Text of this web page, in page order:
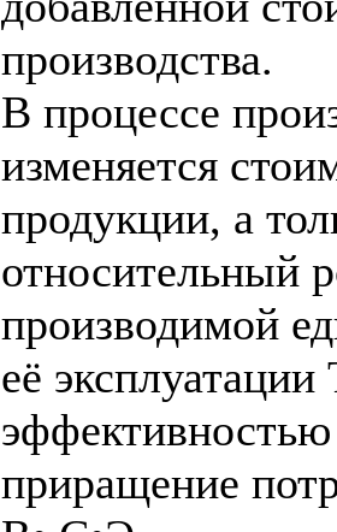
производства.
В процессе
изменяется
продукции, а
относительный
производимой
её
приращение